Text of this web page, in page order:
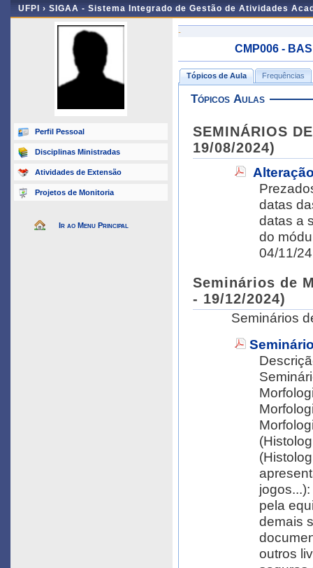
UFPI › SIGAA - Sistema Integrado de Gestão de Atividades
Perfil Pessoal
Disciplinas Ministradas
Atividades de Extensão
Projetos de Monitoria
Ir ao Menu Principal
-
CMP006 -
Tópicos de Aula Frequências
Tópicos Aulas
SEMINÁRIOS
19/08/2024)
Prezados alunos,
datas das
datas a
do módula de BPB-1:
Seminários de
- 19/12/2024)
Seminários
(Histologia)
pela
demais
outros